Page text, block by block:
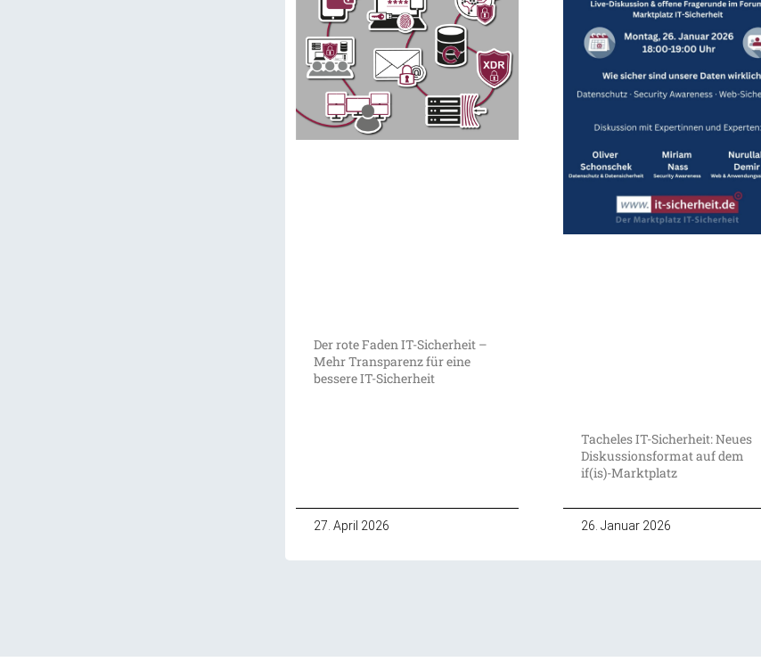
Der rote Faden IT-Sicherheit –
Mehr Transparenz für eine
bessere IT-Sicherheit
27. April 2026
Tacheles IT-Sicherheit: Neues
Diskussionsformat auf dem
if(is)-Marktplatz
26. Januar 2026